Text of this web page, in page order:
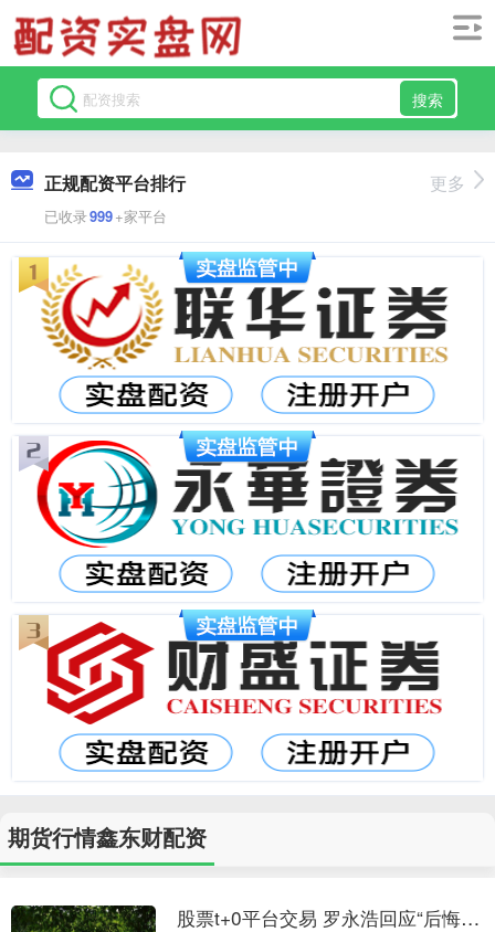
搜索
正规配资平台排行
已收录999+家平台
更多
期货行情鑫东财配资
股票t+0平台交易 罗永浩回应“后悔讽刺周星驰”热搜：疑为电影宣发团队炒作